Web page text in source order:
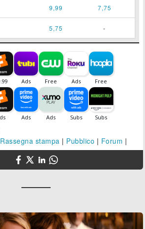
9,99 7,75
5,75 -
Rassegna stampa | Pubblico | Forum |